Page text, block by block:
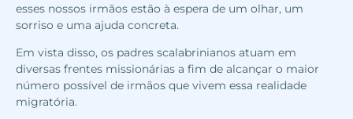
esses nossos irmãos estão à espera de um olhar, um
sorriso e uma ajuda concreta.
Em vista disso, os padres scalabrinianos atuam em
diversas frentes missionárias a fim de alcançar o maior
número possível de irmãos que vivem essa realidade
migratória.